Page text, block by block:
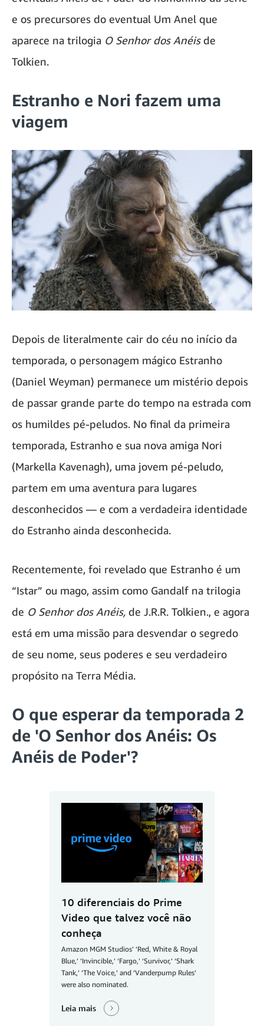
e os precursores do eventual Um Anel que
aparece na trilogia O Senhor dos Anéisde
Tolkien.
Estranho e Nori fazem uma
viagem
Depois de literalmente cair do céu no início da
temporada, o personagem mágico Estranho
(Daniel Weyman) permanece um mistério depois
de passar grande parte do tempo na estrada com
os humildes pé-peludos. No final da primeira
temporada, Estranho e sua nova amiga Nori
(Markella Kavenagh), uma jovem pé-peludo,
partem em uma aventura para lugares
desconhecidos — e com a verdadeira identidade
do Estranho ainda desconhecida.
Recentemente, foi revelado que Estranho é um
“Istar” ou mago, assim como Gandalf na trilogia
de O Senhor dos Anéis, de J.R.R. Tolkien., e agora
está em uma missão para desvendar o segredo
de seu nome, seus poderes e seu verdadeiro
propósito na Terra Média.
O que esperar da temporada 2
de 'O Senhor dos Anéis: Os
Anéis de Poder'?
10 diferenciais do Prime
Video que talvez você não
conheça
Amazon MGM Studios’ ‘Red, White & Royal
Blue,’ ‘Invincible,’ ‘Fargo,’ ‘Survivor,’ ‘Shark
Tank,’ ‘The Voice,’ and ‘Vanderpump Rules’
were also nominated.
Leia mais